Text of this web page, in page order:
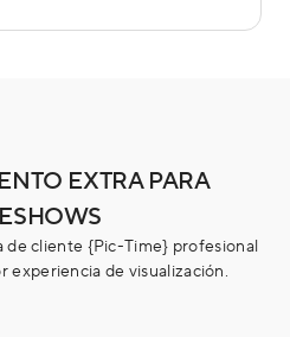
EXTRA PARA
de cliente {Pic-Time} profesional
experiencia de visualización.